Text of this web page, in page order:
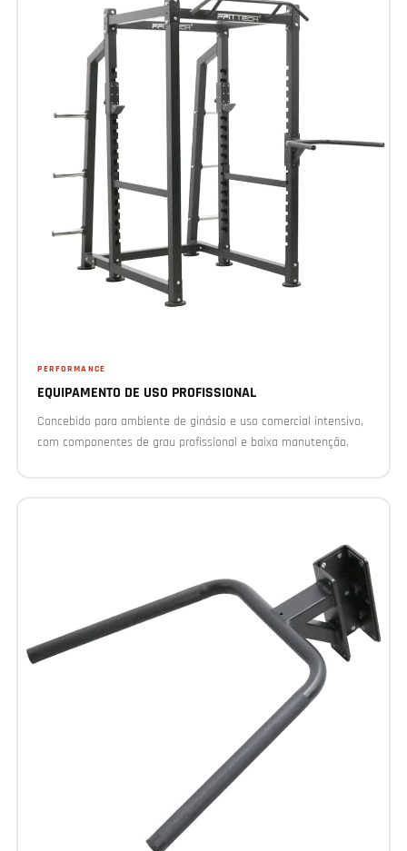
PERFORMANCE
EQUIPAMENTO DE USO PROFISSIONAL
Concebido para ambiente de ginásio e uso comercial intensivo,
com componentes de grau profissional e baixa manutenção.